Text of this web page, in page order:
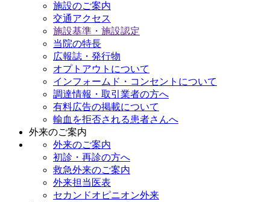
施設のご案内
交通アクセス
施設基準・施設認定
当院の特長
広報誌・発行物
オプトアウトについて
インフォームド・コンセントについて
調達情報・取引業者の方へ
有料広告の掲載について
輸血を拒否される患者さんへ
外来のご案内
外来のご案内
初診・再診の方へ
救急外来のご案内
外来担当医表
セカンドオピニオン外来